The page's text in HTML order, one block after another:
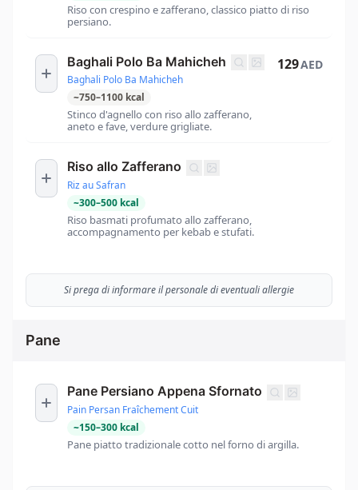
Riso con crespino e zafferano, classico piatto di riso
persiano.
Baghali Polo Ba Mahicheh
Baghali Polo Ba Mahicheh
~750–1100 kcal
Stinco d'agnello con riso allo zafferano,
aneto e fave, verdure grigliate.
129AED
Riso allo Zafferano
Riz au Safran
~300–500 kcal
Riso basmati profumato allo zafferano,
accompagnamento per kebab e stufati.
Si prega di informare il personale di eventuali allergie
Pane
Pane Persiano Appena Sfornato
Pain Persan Fraîchement Cuit
~150–300 kcal
Pane piatto tradizionale cotto nel forno di argilla.